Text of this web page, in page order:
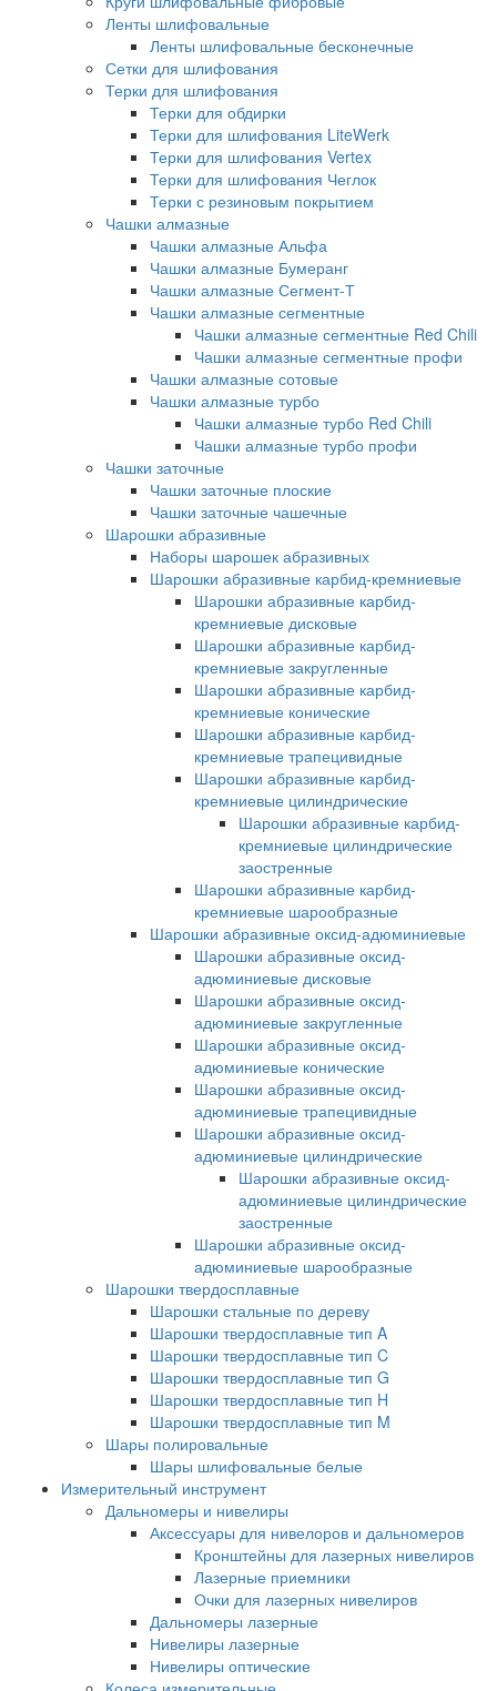
Ленты шлифовальные
Ленты шлифовальные бесконечные
Сетки для шлифования
Терки для шлифования
Терки для обдирки
Терки для шлифования LiteWerk
Терки для шлифования Vertex
Терки для шлифования Чеглок
Терки с резиновым покрытием
Чашки алмазные
Чашки алмазные Альфа
Чашки алмазные Бумеранг
Чашки алмазные Сегмент-Т
Чашки алмазные сегментные
Чашки алмазные сегментные Red Chili
Чашки алмазные сегментные профи
Чашки алмазные сотовые
Чашки алмазные турбо
Чашки алмазные турбо Red Chili
Чашки алмазные турбо профи
Чашки заточные
Чашки заточные плоские
Чашки заточные чашечные
Шарошки абразивные
Наборы шарошек абразивных
Шарошки абразивные карбид-кремниевые
Шарошки абразивные карбид-
кремниевые дисковые
Шарошки абразивные карбид-
кремниевые закругленные
Шарошки абразивные карбид-
кремниевые конические
Шарошки абразивные карбид-
кремниевые трапецивидные
Шарошки абразивные карбид-
кремниевые цилиндрические
Шарошки абразивные карбид-
кремниевые цилиндрические
заостренные
Шарошки абразивные карбид-
кремниевые шарообразные
Шарошки абразивные оксид-адюминиевые
Шарошки абразивные оксид-
адюминиевые дисковые
Шарошки абразивные оксид-
адюминиевые закругленные
Шарошки абразивные оксид-
адюминиевые конические
Шарошки абразивные оксид-
адюминиевые трапецивидные
Шарошки абразивные оксид-
адюминиевые цилиндрические
Шарошки абразивные оксид-
адюминиевые цилиндрические
заостренные
Шарошки абразивные оксид-
адюминиевые шарообразные
Шарошки твердосплавные
Шарошки стальные по дереву
Шарошки твердосплавные тип A
Шарошки твердосплавные тип C
Шарошки твердосплавные тип G
Шарошки твердосплавные тип H
Шарошки твердосплавные тип M
Шары полировальные
Шары шлифовальные белые
Измерительный инструмент
Дальномеры и нивелиры
Аксессуары для нивелоров и дальномеров
Кронштейны для лазерных нивелиров
Лазерные приемники
Очки для лазерных нивелиров
Дальномеры лазерные
Нивелиры лазерные
Нивелиры оптические